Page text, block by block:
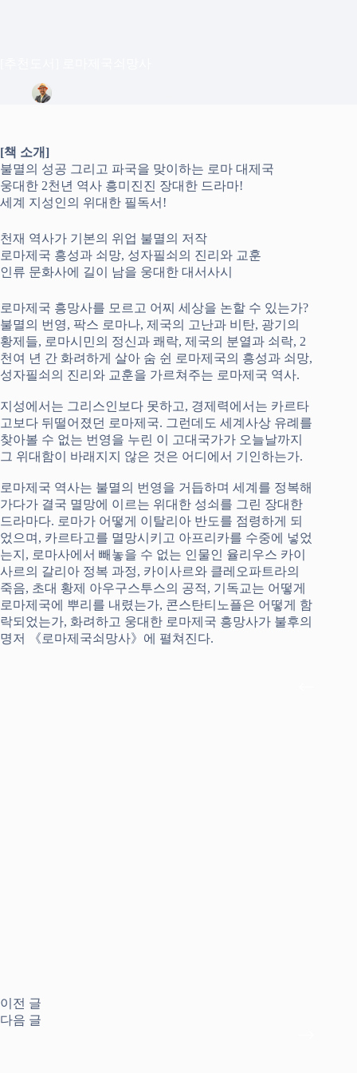
[책 소개]
불멸의 성공 그리고 파국을 맞이하는 로마 대제국
웅대한 2천년 역사 흥미진진 장대한 드라마!
세계 지성인의 위대한 필독서!
천재 역사가 기본의 위업 불멸의 저작
로마제국 흥성과 쇠망, 성자필쇠의 진리와 교훈
인류 문화사에 길이 남을 웅대한 대서사시
로마제국 흥망사를 모르고 어찌 세상을 논할 수 있는가?
불멸의 번영, 팍스 로마나, 제국의 고난과 비탄, 광기의
황제들, 로마시민의 정신과 쾌락, 제국의 분열과 쇠락, 2
천여 년 간 화려하게 살아 숨 쉰 로마제국의 흥성과 쇠망,
성자필쇠의 진리와 교훈을 가르쳐주는 로마제국 역사.
지성에서는 그리스인보다 못하고, 경제력에서는 카르타
고보다 뒤떨어졌던 로마제국. 그런데도 세계사상 유례를
찾아볼 수 없는 번영을 누린 이 고대국가가 오늘날까지
그 위대함이 바래지지 않은 것은 어디에서 기인하는가.
로마제국 역사는 불멸의 번영을 거듭하며 세계를 정복해
가다가 결국 멸망에 이르는 위대한 성쇠를 그린 장대한
드라마다. 로마가 어떻게 이탈리아 반도를 점령하게 되
었으며, 카르타고를 멸망시키고 아프리카를 수중에 넣었
는지, 로마사에서 빼놓을 수 없는 인물인 율리우스 카이
사르의 갈리아 정복 과정, 카이사르와 클레오파트라의
죽음, 초대 황제 아우구스투스의 공적, 기독교는 어떻게
로마제국에 뿌리를 내렸는가, 콘스탄티노플은 어떻게 함
락되었는가, 화려하고 웅대한 로마제국 흥망사가 불후의
명저 《로마제국쇠망사》에 펼쳐진다.
이전 글
다음 글